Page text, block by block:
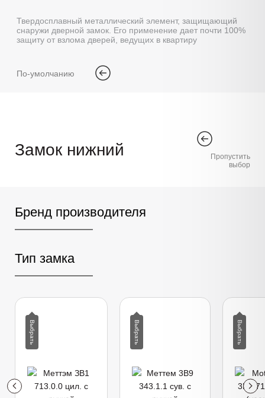
Твердосплавный металлический элемент, защищающий
снаружи дверной замок. Его применение дает почти 100%
защиту от взлома дверей, ведущих в квартиру
По-умолчанию
Замок нижний
Пропустить
выбор
Бренд производителя
Тип замка